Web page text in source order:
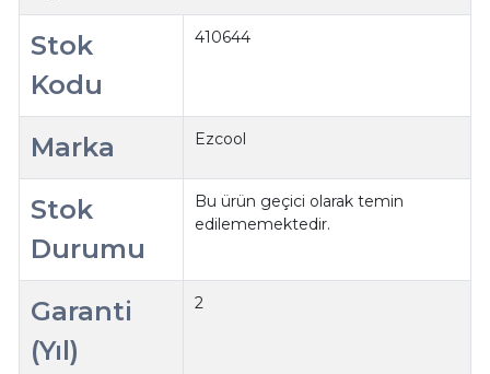
Stok
Kodu
410644
Marka Ezcool
Stok
Durumu
Bu ürün geçici olarak temin
edilememektedir.
Garanti
(Yıl)
2